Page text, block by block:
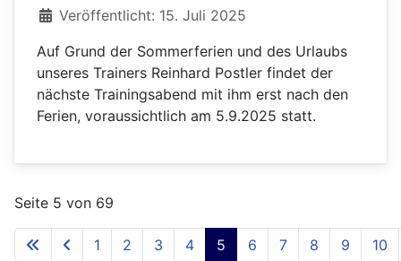
Veröffentlicht: 15. Juli 2025
Auf Grund der Sommerferien und des Urlaubs
unseres Trainers Reinhard Postler findet der
nächste Trainingsabend mit ihm erst nach den
Ferien, voraussichtlich am 5.9.2025 statt.
Seite 5 von 69
1 2 3 4 5 6 7 8 9 10